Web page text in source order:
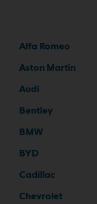
Alfa Romeo
Aston Martin
Audi
Bentley
BMW
BYD
Cadillac
Chevrolet